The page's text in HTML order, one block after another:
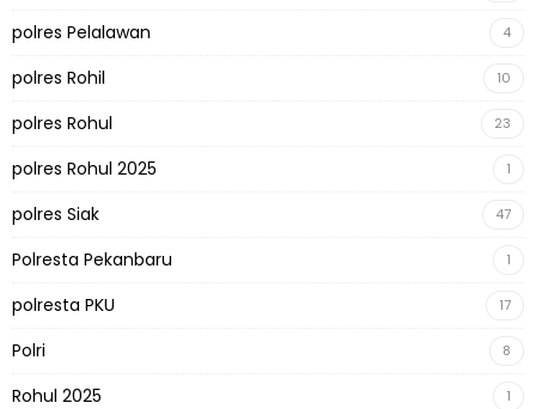
polres Pelalawan 4
polres Rohil 10
polres Rohul 23
polres Rohul 2025 1
polres Siak 47
Polresta Pekanbaru 1
polresta PKU 17
Polri 8
Rohul 2025 1